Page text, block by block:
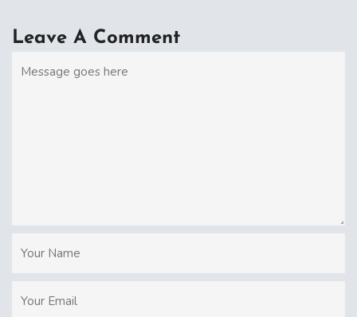
Leave A Comment